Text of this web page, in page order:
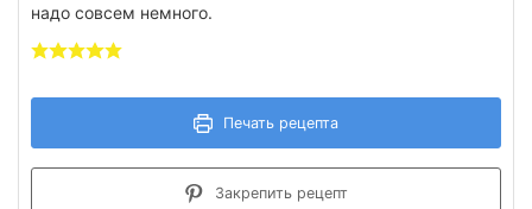
надо совсем немного.
Печать рецепта
Закрепить рецепт